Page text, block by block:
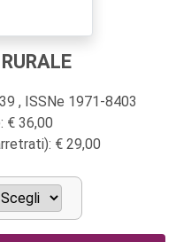
, ISSNe 1971-8403
€ 36,00
€ 29,00